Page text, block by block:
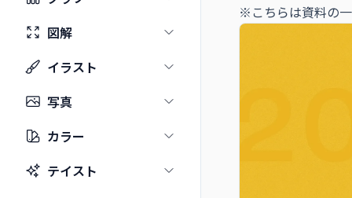
図解
イラスト
写真
カラー
テイスト
※こちらは資料の